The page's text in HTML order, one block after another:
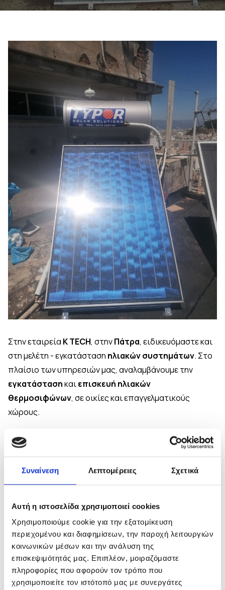
Συναίνεση Λεπτομέρειες Σχετικά
Αυτή η ιστοσελίδα χρησιμοποιεί cookies
Χρησιμοποιούμε cookie για την εξατομίκευση
περιεχομένου και διαφημίσεων, την παροχή λειτουργιών
κοινωνικών μέσων και την ανάλυση της
επισκεψιμότητάς μας. Επιπλέον, μοιραζόμαστε
πληροφορίες που αφορούν τον τρόπο που
χρησιμοποιείτε τον ιστότοπό μας με συνεργάτες
Στην εταιρεία K TECH, στηνΠάτρα, ειδικευόμαστε και
στη μελέτη - εγκατάσταση ηλιακών συστημάτων. Στο
πλαίσιο των υπηρεσιών μας, αναλαμβάνουμε την
εγκατάστασηκαιεπισκευή ηλιακών
θερμοσιφώνων, σε οικίες και επαγγελματικούς
χώρους.
Διαθέτοντας την απαιτούμενη τεχνογνωσία και
εξειδίκευση στους ηλιακούς θερμοσίφωνες κάθε
εργασιών μας, πάντα, υπό την επίβλεψη του
Αναλυτικότερα, στον τομέα των ηλιακών συστημάτων
καιθερμοσιφώνων, έμπειρα και εξειδικευμένα
συνεργεία αναλαμβάνουν και διεκπεραιώνουν
-επιτυχώς- οικιακές και επαγγελματικές εργασίες,
τηρώντας, πάντα, τους προσυμφωνηθέντες χρόνους
παράδοσης! Επιπροσθέτως, παρέχουμε πολυετείς